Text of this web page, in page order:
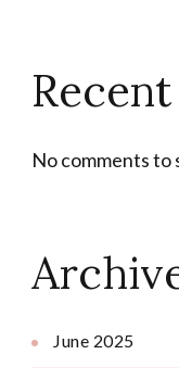
No comments to
June 2025